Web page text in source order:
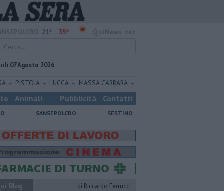
21° 35°
07 Agosto 2026
PISTOIA LUCCA MASSA CARRARA
Animali Pubblicità Contatti
SANSEPOLCRO SESTINO
Blog
di Riccardo Ferrucci